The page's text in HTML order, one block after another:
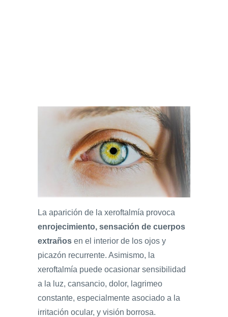
La aparición de la xeroftalmía provoca
enrojecimiento, sensación de cuerpos
extraños en el interior de los ojos y
picazón recurrente. Asimismo, la
xeroftalmía puede ocasionar sensibilidad
a la luz, cansancio, dolor, lagrimeo
constante, especialmente asociado a la
irritación ocular, y visión borrosa.